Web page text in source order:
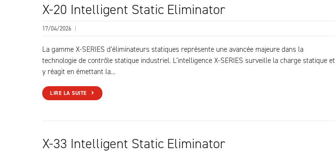
X-20 Intelligent Static Eliminator
17/04/2026
La gamme X-SERIES d’éliminateurs statiques représente une avancée majeure dans la
technologie de contrôle statique industriel. L’intelligence X-SERIES surveille la charge statique et
y réagit en émettant la…
LIRE LA SUITE
X-33 Intelligent Static Eliminator